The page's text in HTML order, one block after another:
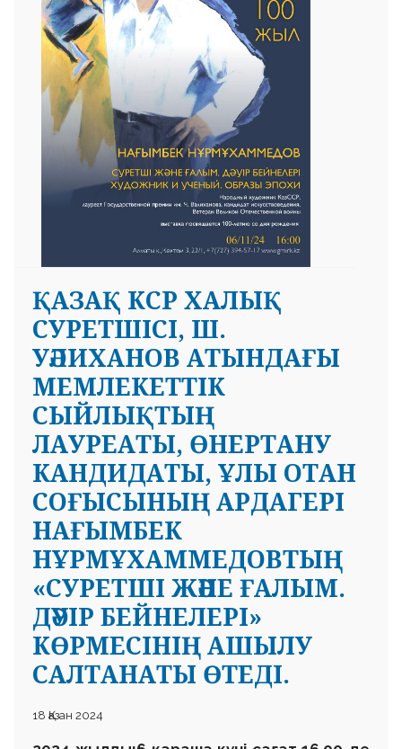
ҚАЗАҚ КСР ХАЛЫҚ
СУРЕТШІСІ, Ш.
УӘЛИХАНОВ АТЫНДАҒЫ
МЕМЛЕКЕТТІК
СЫЙЛЫҚТЫҢ
ЛАУРЕАТЫ, ӨНЕРТАНУ
КАНДИДАТЫ, ҰЛЫ ОТАН
СОҒЫСЫНЫҢ АРДАГЕРІ
НАҒЫМБЕК
НҰРМҰХАММЕДОВТЫҢ
«СУРЕТШІ ЖӘНЕ ҒАЛЫМ.
ДӘУІР БЕЙНЕЛЕРІ»
КӨРМЕСІНІҢ АШЫЛУ
САЛТАНАТЫ ӨТЕДІ.
18 Қазан 2024